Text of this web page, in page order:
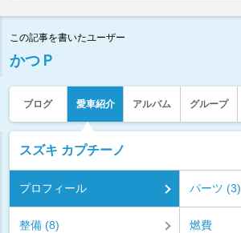
この記事を書いたユーザー
かつＰ
ブログ 愛車紹介 アルバム グループ
スズキ カプチーノ
プロフィール パーツ (3)
整備 (8) 燃費